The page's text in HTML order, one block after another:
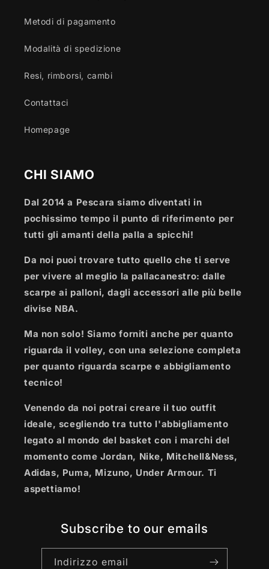
Metodi di pagamento
Modalità di spedizione
Resi, rimborsi, cambi
Contattaci
Homepage
CHI SIAMO
Dal 2014 a Pescara siamo diventati in
pochissimo tempo il punto di riferimento per
tutti gli amanti della palla a spicchi!
Da noi puoi trovare tutto quello che ti serve
per vivere al meglio la pallacanestro: dalle
scarpe ai palloni, dagli accessori alle più belle
divise NBA.
Ma non solo! Siamo forniti anche per quanto
riguarda il volley, con una selezione completa
per quanto riguarda scarpe e abbigliamento
tecnico!
Venendo da noi potrai creare il tuo outfit
ideale, scegliendo tra tutto l'abbigliamento
legato al mondo del basket con i marchi del
momento come Jordan, Nike, Mitchell&Ness,
Adidas, Puma, Mizuno, Under Armour. Ti
aspettiamo!
Subscribe to our emails
Indirizzo email